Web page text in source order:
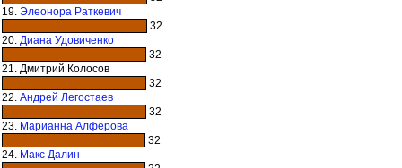
19. Элеонора Раткевич
32
20. Диана Удовиченко
32
21. Дмитрий Колосов
32
22. Андрей Легостаев
32
23. Марианна Алфёрова
32
24. Макс Далин